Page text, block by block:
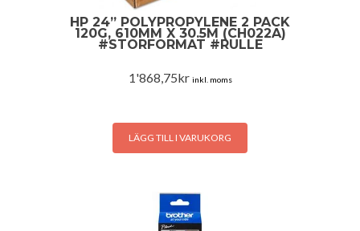
HP 24” POLYPROPYLENE 2 PACK
120G, 610MM X 30.5M (CH022A)
#STORFORMAT #RULLE
1'868,75kr inkl. moms
LÄGG TILL I VARUKORG